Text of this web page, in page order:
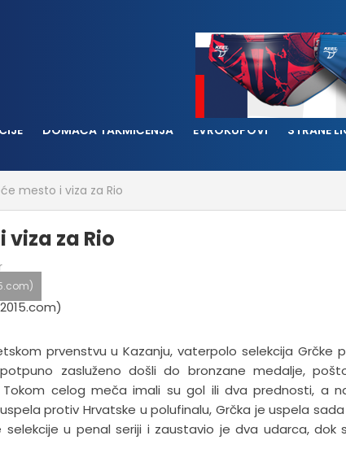
DOMAĆA TAKMIČENJA EVROKUPOVI STRANE
mesto i viza za Rio
za Rio
prvenstvu u Kazanju, vaterpolo selekcija Grčke
zasluženo došli do bronzane medalje,
celog meča imali su gol ili dva prednosti, a
protiv Hrvatske u polufinalu, Grčka je uspela
selekcije u penal seriji i zaustavio je dva udarca, dok